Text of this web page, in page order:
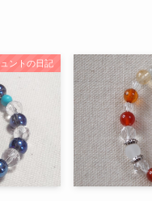
ントの日記